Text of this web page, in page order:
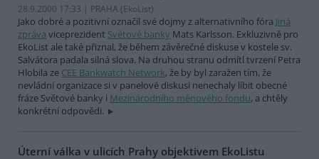
28.9.2000 17:33 | PRAHA (EkoList)
Jako dobré a pozitivní označil své dojmy z alternativního fóra Jiná
zpráva viceprezident Světové banky Mats Karlsson. Exkluzivně pro
EkoList ale také přiznal, že během závěrečné diskuse v kostele sv.
Salvátora padala silná slova. Na druhou stranu odmítl tvrzení Petra
Hlobila ze CEE Bankwatch Network, že by byl zaražen tím, že
nevládní organizace si v panelové diskusi nenechaly líbit obecné
fráze Světové banky i Mezinárodního měnového fondu, a chtěly
konkrétní odpovědi.
Úterní válka v ulicích Prahy objektivem EkoListu